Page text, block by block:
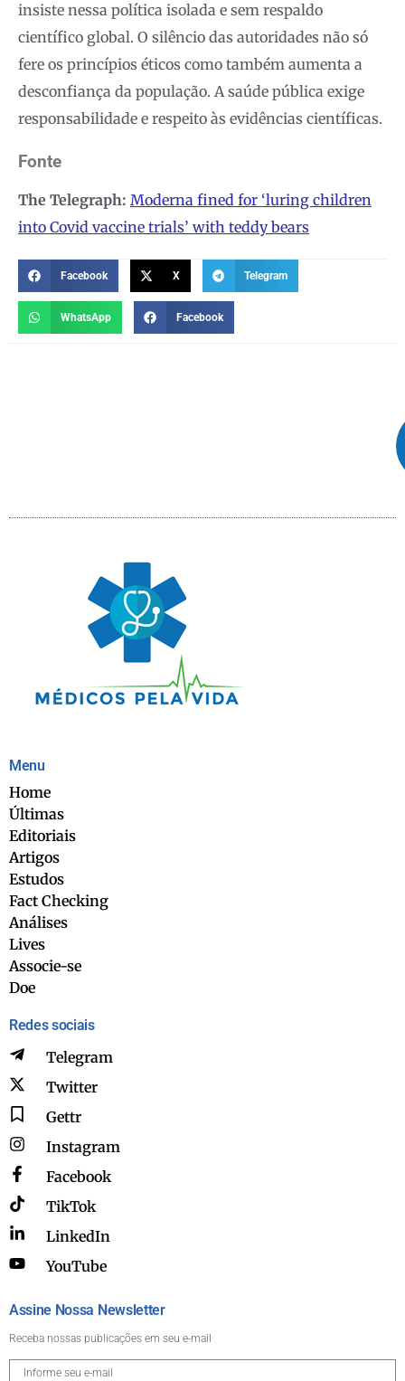
insiste nessa política isolada e sem respaldo
científico global. O silêncio das autoridades não só
fere os princípios éticos como também aumenta a
desconfiança da população. A saúde pública exige
responsabilidade e respeito às evidências científicas.
Fonte
The Telegraph: Moderna fined for ‘luring children
into Covid vaccine trials’ with teddy bears
Facebook X Telegram
WhatsApp Facebook
Menu
Home
Últimas
Editoriais
Artigos
Estudos
Fact Checking
Análises
Lives
Associe-se
Doe
Redes sociais
Telegram
Twitter
Gettr
Instagram
Facebook
TikTok
LinkedIn
YouTube
Assine Nossa Newsletter
Receba nossas publicações em seu e-mail